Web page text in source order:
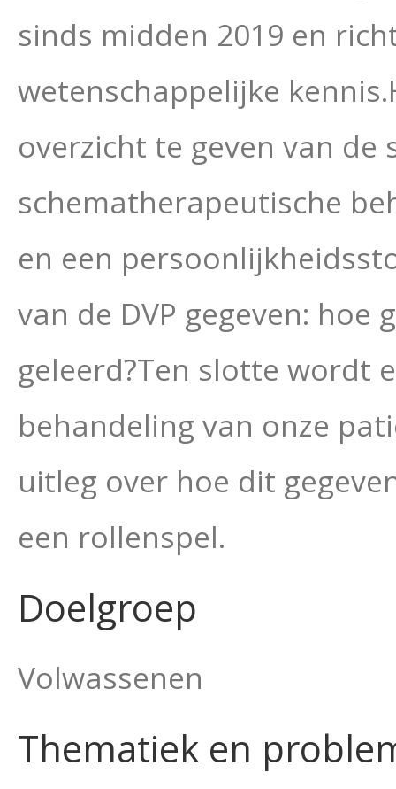
sinds midden 2019 en
wetenschappelijke
overzicht te geven van
schematherapeutische
en een
van de DVP gegeven:
geleerd?Ten slotte wordt
behandeling van onze
uitleg over hoe dit
een rollenspel.
Doelgroep
Volwassenen
Thematiek en